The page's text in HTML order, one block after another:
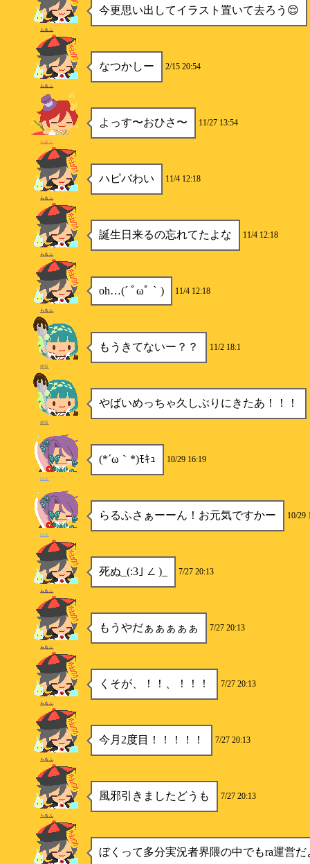
今更思い出してイラスト置いて去ろう😌
らるふ
なつかしー 2/15 20:54
らるふ
よっす〜おひさ〜 11/27 13:54
もみじ
ハピバわい 11/4 12:18
らるふ
誕生日来るの忘れてたよな 11/4 12:18
らるふ
oh…(´ ﾟωﾟ｀) 11/4 12:18
らるふ
もうきてないー？？ 11/2 18:1
紺音
やばいめっちゃ久しぶりにきたあ！！！
紺音
(*´ω｀*)ﾓｷｭ 10/29 16:19
はる
らるふさぁーーん！お元気ですかー 10/29
はる
死ぬ_(:3｣ ∠ )_ 7/27 20:13
らるふ
もうやだぁぁぁぁぁ 7/27 20:13
らるふ
くそが、！！、！！！ 7/27 20:13
らるふ
今月2度目！！！！！ 7/27 20:13
らるふ
風邪引きましたどうも 7/27 20:13
らるふ
ぼくって多分実況者界隈の中でもra運営だ